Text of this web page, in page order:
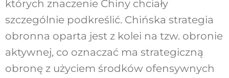
których znaczenie Chiny chciały
szczególnie podkreślić. Chińska strategia
obronna oparta jest z kolei na tzw. obronie
aktywnej, co oznaczać ma strategiczną
obronę z użyciem środków ofensywnych